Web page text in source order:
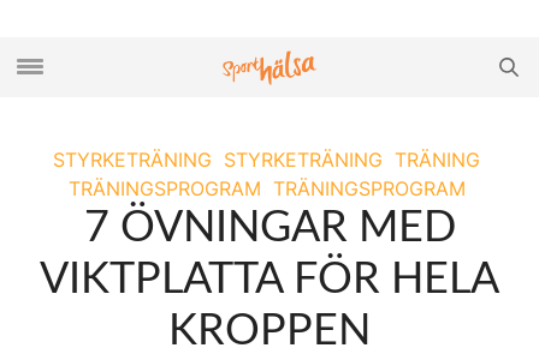
STYRKETRÄNING STYRKETRÄNING TRÄNING
TRÄNINGSPROGRAM TRÄNINGSPROGRAM
7 ÖVNINGAR MED
VIKTPLATTA FÖR HELA
KROPPEN